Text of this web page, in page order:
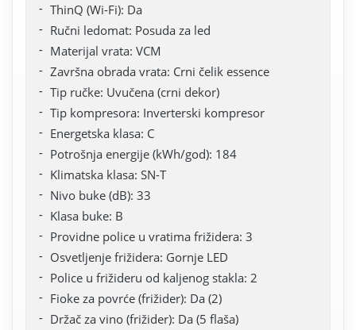
ThinQ (Wi-Fi): Da
Ručni ledomat: Posuda za led
Materijal vrata: VCM
Završna obrada vrata: Crni čelik essence
Tip ručke: Uvučena (crni dekor)
Tip kompresora: Inverterski kompresor
Energetska klasa: C
Potrošnja energije (kWh/god): 184
Klimatska klasa: SN-T
Nivo buke (dB): 33
Klasa buke: B
Providne police u vratima frižidera: 3
Osvetljenje frižidera: Gornje LED
Police u frižideru od kaljenog stakla: 2
Fioke za povrće (frižider): Da (2)
Držač za vino (frižider): Da (5 flaša)